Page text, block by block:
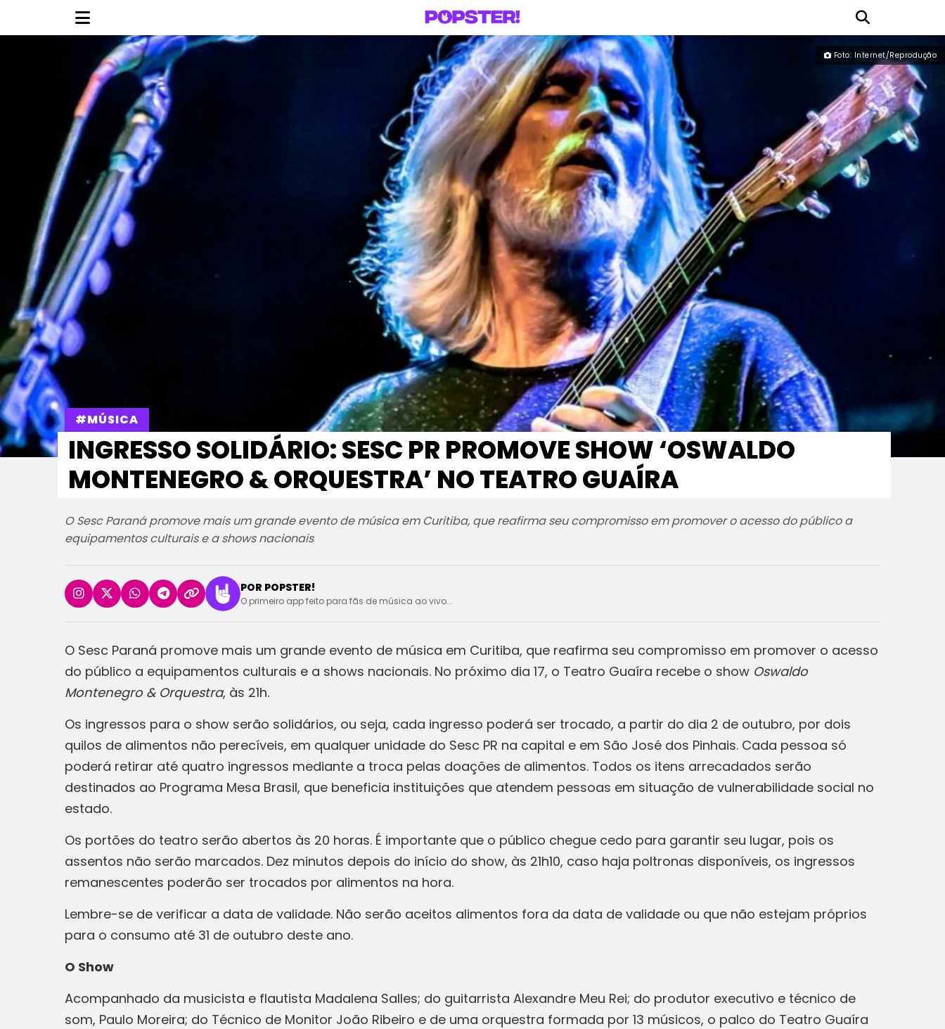
Foto: Internet/Reprodução
#MÚSICA
INGRESSO SOLIDÁRIO: SESC PR PROMOVE SHOW ‘OSWALDO
MONTENEGRO & ORQUESTRA’ NO TEATRO GUAÍRA
O Sesc Paraná promove mais um grande evento de música em Curitiba, que reafirma seu compromisso em promover o acesso do público a
equipamentos culturais e a shows nacionais
POR POPSTER!
O primeiro app feito para fãs de música ao vivo...
O Sesc Paraná promove mais um grande evento de música em Curitiba, que reafirma seu compromisso em promover o acesso
do público a equipamentos culturais e a shows nacionais. No próximo dia 17, o Teatro Guaíra recebe o show Oswaldo
Montenegro & Orquestra, às 21h.
Os ingressos para o show serão solidários, ou seja, cada ingresso poderá ser trocado, a partir do dia 2 de outubro, por dois
quilos de alimentos não perecíveis, em qualquer unidade do Sesc PR na capital e em São José dos Pinhais. Cada pessoa só
poderá retirar até quatro ingressos mediante a troca pelas doações de alimentos. Todos os itens arrecadados serão
destinados ao Programa Mesa Brasil, que beneficia instituições que atendem pessoas em situação de vulnerabilidade social no
estado.
Os portões do teatro serão abertos às 20 horas. É importante que o público chegue cedo para garantir seu lugar, pois os
assentos não serão marcados. Dez minutos depois do início do show, às 21h10, caso haja poltronas disponíveis, os ingressos
remanescentes poderão ser trocados por alimentos na hora.
Lembre-se de verificar a data de validade. Não serão aceitos alimentos fora da data de validade ou que não estejam próprios
para o consumo até 31 de outubro deste ano.
O Show
Acompanhado da musicista e flautista Madalena Salles; do guitarrista Alexandre Meu Rei; do produtor executivo e técnico de
som, Paulo Moreira; do Técnico de Monitor João Ribeiro e de uma orquestra formada por 13 músicos, o palco do Teatro Guaíra